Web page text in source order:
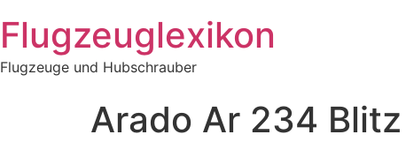
Inhalt
springen
Flugzeuglexikon
Flugzeuge und Hubschrauber
Arado Ar 234